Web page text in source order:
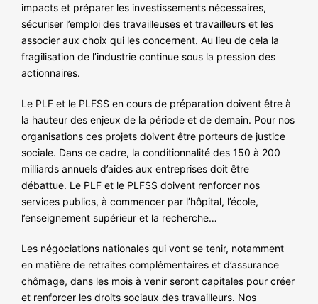
impacts et préparer les investissements nécessaires,
sécuriser l’emploi des travailleuses et travailleurs et les
associer aux choix qui les concernent. Au lieu de cela la
fragilisation de l’industrie continue sous la pression des
actionnaires.
Le PLF et le PLFSS en cours de préparation doivent être à
la hauteur des enjeux de la période et de demain. Pour nos
organisations ces projets doivent être porteurs de justice
sociale. Dans ce cadre, la conditionnalité des 150 à 200
milliards annuels d’aides aux entreprises doit être
débattue. Le PLF et le PLFSS doivent renforcer nos
services publics, à commencer par l’hôpital, l’école,
l’enseignement supérieur et la recherche…
Les négociations nationales qui vont se tenir, notamment
en matière de retraites complémentaires et d’assurance
chômage, dans les mois à venir seront capitales pour créer
et renforcer les droits sociaux des travailleurs. Nos